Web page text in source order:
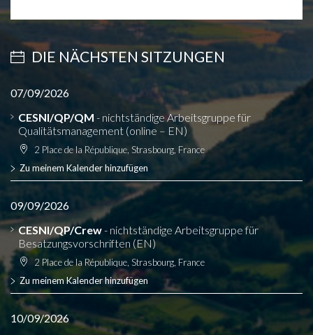
DIE NÄCHSTEN SITZUNGEN
07/09/2026
CESNI/QP/QM - nichtständige Arbeitsgruppe für
Qualitätsmanagement (online – EN)
2 Place de la République, Strasbourg, France
Zu meinem Kalender hinzufügen
09/09/2026
CESNI/QP/Crew- nichtständige Arbeitsgruppe für
Besatzungsvorschriften (EN)
2 Place de la République, Strasbourg, France
Zu meinem Kalender hinzufügen
10/09/2026